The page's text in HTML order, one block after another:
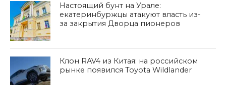
Настоящий бунт на Урале:
екатеринбуржцы атакуют власть из-
за закрытия Дворца пионеров
Клон RAV4 из Китая: на российском
рынке появился Toyota Wildlander